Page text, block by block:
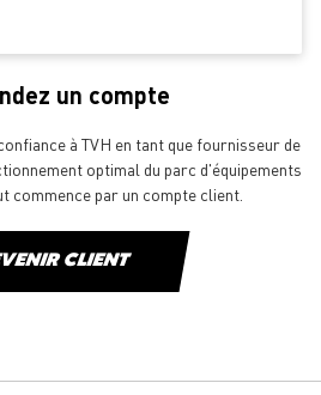
un compte
à TVH en tant que fournisseur de
optimal du parc d'équipements
commence par un compte client.
CLIENT